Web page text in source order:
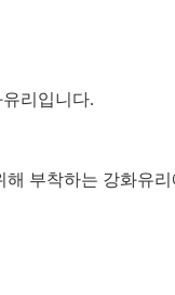
리입니다.
부착하는 강화유